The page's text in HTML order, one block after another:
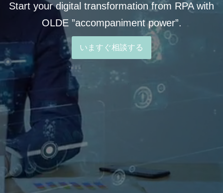
Start your digital transformation from RPA with
OLDE ”accompaniment power”.
いますぐ相談する